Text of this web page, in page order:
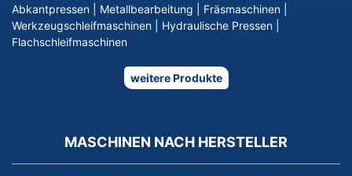
Abkantpressen
Metallbearbeitung Fräsmaschinen
Werkzeugschleifmaschinen
Hydraulische Pressen
Flachschleifmaschinen
weitere Produkte
MASCHINEN NACH HERSTELLER